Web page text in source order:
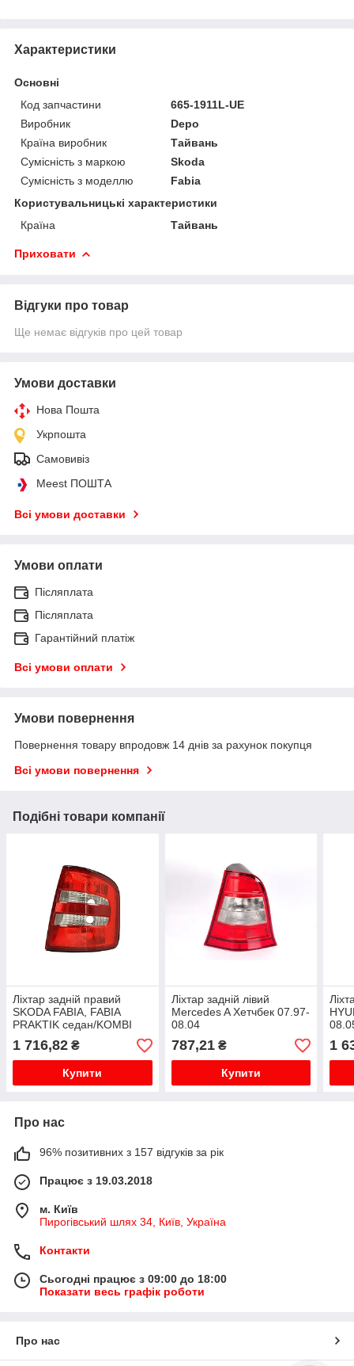
Характеристики
Основні
Код запчастини
665-1911L-UE
Виробник
Depo
Країна виробник
Тайвань
Сумісність з маркою
Skoda
Сумісність з моделлю
Fabia
Користувальницькі характеристики
Країна
Тайвань
Приховати
Відгуки про товар
Ще немає відгуків про цей товар
Умови доставки
Нова Пошта
Укрпошта
Самовивіз
Meest ПОШТА
Всі умови доставки
Умови оплати
Післяплата
Післяплата
Гарантійний платіж
Всі умови оплати
Умови повернення
Повернення товару впродовж 14 днів за рахунок покупця
Всі умови повернення
Подібні товари компанії
Ліхтар задній правий
SKODA FABIA, FABIA
PRAKTIK седан/KOMBI
10.99-08.04 Ліхтар задній
1 716,82 ₴
Купити
Ліхтар задній лівий
Mercedes A Хетчбек 07.97-
08.04
787,21₴
Купити
1
Про нас
96% позитивних з 157 відгуків за рік
Працює з 19.03.2018
м. Київ
Пирогівський шлях 34, Київ, Україна
Контакти
Сьогодні працює з 09:00 до 18:00
Показати весь графік роботи
Про нас